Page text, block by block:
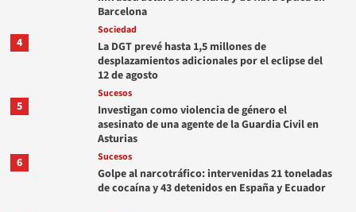
Barcelona
4
Sociedad
La DGT prevé hasta 1,5 millones de
desplazamientos adicionales por el eclipse del
12 de agosto
5
Sucesos
Investigan como violencia de género el
asesinato de una agente de la Guardia Civil en
Asturias
6
Sucesos
Golpe al narcotráfico: intervenidas 21 toneladas
de cocaína y 43 detenidos en España y Ecuador